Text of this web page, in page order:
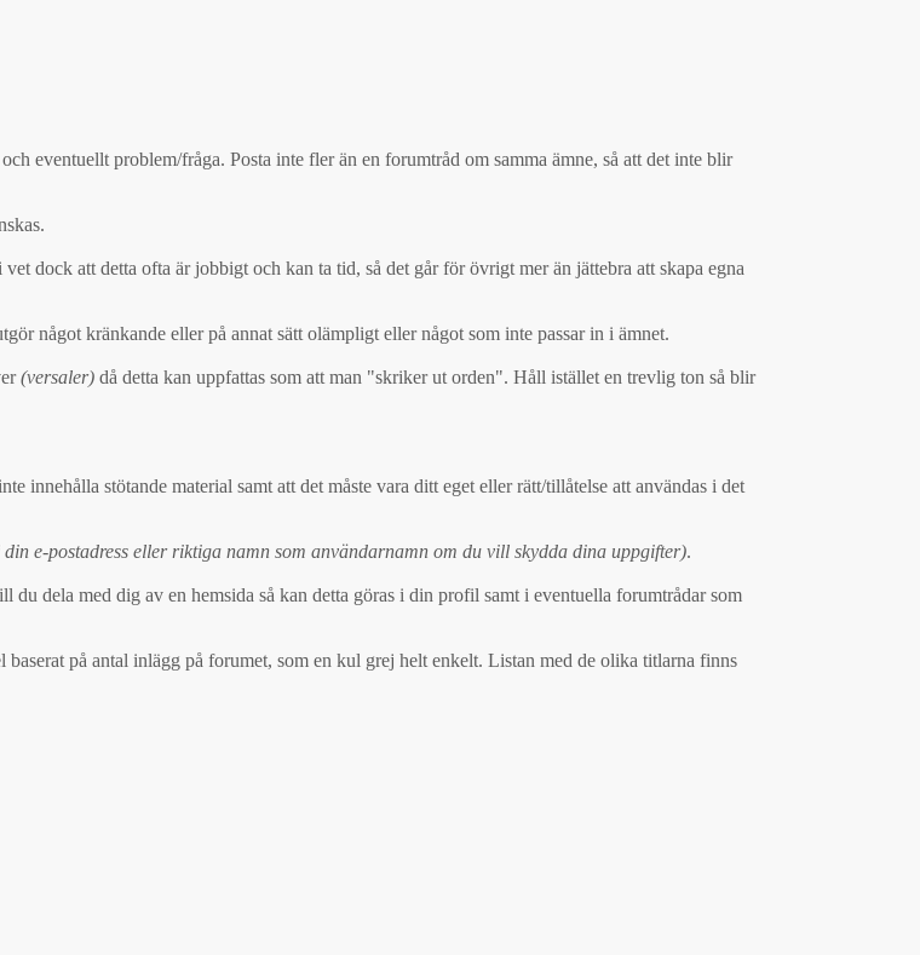
eventuellt problem/fråga. Posta inte fler än en forumtråd om samma ämne, så att det inte blir
dock att detta ofta är jobbigt och kan ta tid, så det går för övrigt mer än jättebra att skapa egna
något kränkande eller på annat sätt olämpligt eller något som inte passar in i ämnet.
(versaler) då detta kan uppfattas som att man "skriker ut orden". Håll istället en trevlig ton så blir
stötande material samt att det måste vara ditt eget eller rätt/tillåtelse att användas i det
din e-postadress eller riktiga namn som användarnamn om du vill skydda dina uppgifter).
dela med dig av en hemsida så kan detta göras i din profil samt i eventuella forumtrådar som
baserat på antal inlägg på forumet, som en kul grej helt enkelt. Listan med de olika titlarna finns